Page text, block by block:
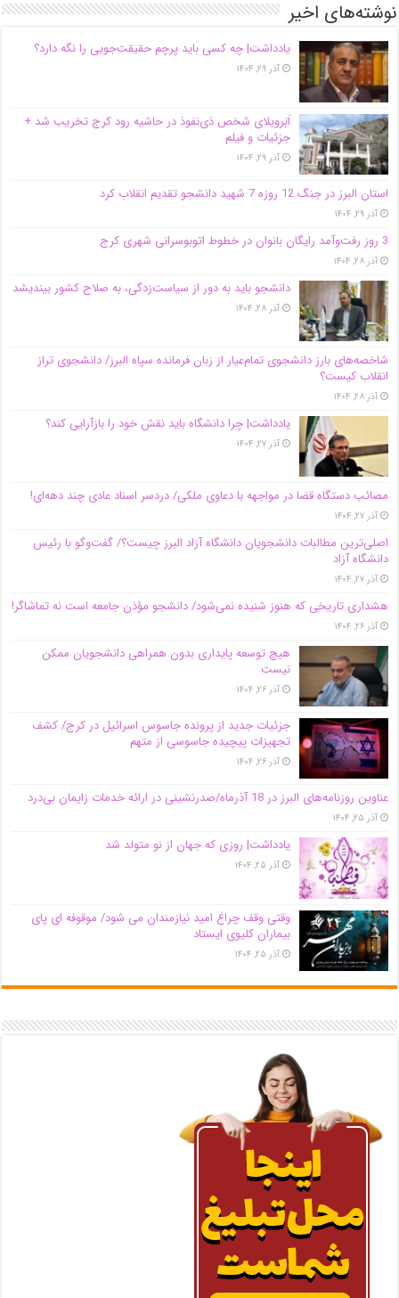
نوشته‌های اخیر
یادداشت| ‌چه کسی باید پرچم حقیقت‌جویی را نگه دارد؟
آذر ۲۹, ۱۴۰۴
اَبَر‌ویلای شخص ذی‌نفوذ در حاشیه‌ رود کرج تخریب شد +
جزئیات و فیلم
آذر ۲۹, ۱۴۰۴
استان البرز در جنگ 12 روزه 7 شهید دانشجو تقدیم انقلاب کرد
آذر ۲۹, ۱۴۰۴
3 روز رفت‌وآمد رایگان بانوان در خطوط اتوبوسرانی شهری کرج
آذر ۲۸, ۱۴۰۴
دانشجو باید به دور از سیاست‌زدگی، به صلاح کشور بیندیشد
آذر ۲۸, ۱۴۰۴
شاخصه‌های بارز دانشجوی تمام‌عیار از زبان فرمانده سپاه البرز/ دانشجوی تراز
انقلاب کیست؟
آذر ۲۸, ۱۴۰۴
یادداشت| چرا دانشگاه باید نقش خود را بازآرایی کند؟
آذر ۲۷, ۱۴۰۴
مصائب دستگاه قضا در مواجهه با دعاوی ملکی/ دردسر اسناد عادی چند‌ دهه‌ای!
آذر ۲۷, ۱۴۰۴
اصلی‌ترین مطالبات دانشجویان دانشگاه آزاد البرز چیست؟/ گفت‌وگو با رئیس
دانشگاه آز‌اد
آذر ۲۷, ۱۴۰۴
هشداری تاریخی که هنوز شنیده نمی‌شود/ دانشجو مؤذن جامعه است نه تماشاگر!
آذر ۲۶, ۱۴۰۴
هیچ توسعه پایداری بدون همراهی دانشجویان ممکن
نیست
آذر ۲۶, ۱۴۰۴
جزئیات جدید از پرونده جاسوس اسرائیل در کرج/‌ کشف
تجهیزات پیچیده جاسوسی از متهم
آذر ۲۶, ۱۴۰۴
عناوین روزنامه‌های البرز در ‌18 آذرماه/صدرنشینی در ارائه خدمات زایمان بی‌درد
آذر ۲۵, ۱۴۰۴
یادداشت| روزی که جهان از نو متولد شد
آذر ۲۵, ۱۴۰۴
وقتی وقف چراغ امید نیازمندان می شود/ موقوفه ای پای
بیماران کلیوی ایستاد
آذر ۲۵, ۱۴۰۴